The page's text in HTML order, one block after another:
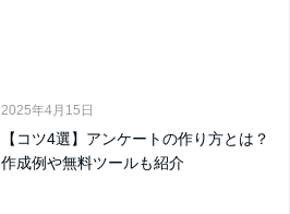
2025年4月15日
【コツ4選】アンケートの作り方とは？
作成例や無料ツールも紹介